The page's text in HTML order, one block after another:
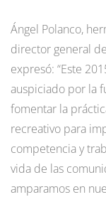
Ángel Polanco,
director general
expresó: “Este
auspiciado por la
fomentar la
recreativo para
competencia y
vida de las
amparamos en